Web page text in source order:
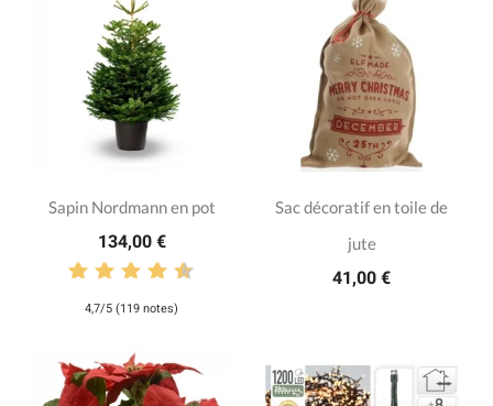
Sapin Nordmann en pot
134,00 €
4,7/5 (119 notes)
Sac décoratif en toile de
jute
41,00 €